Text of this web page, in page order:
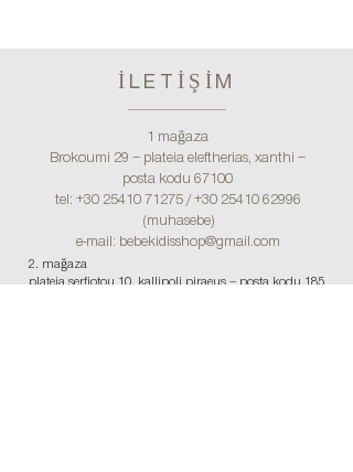
İLETİŞİM
1 mağaza
Brokoumi 29 – plateia eleftherias, xanthi –
posta kodu 67100
tel: +30 25410 71275/+30 25410 62996
(muhasebe)
e-mail: bebekidisshop@gmail.com
2. mağaza
plateia serfiotou 10, kallipoli piraeus – posta kodu 185